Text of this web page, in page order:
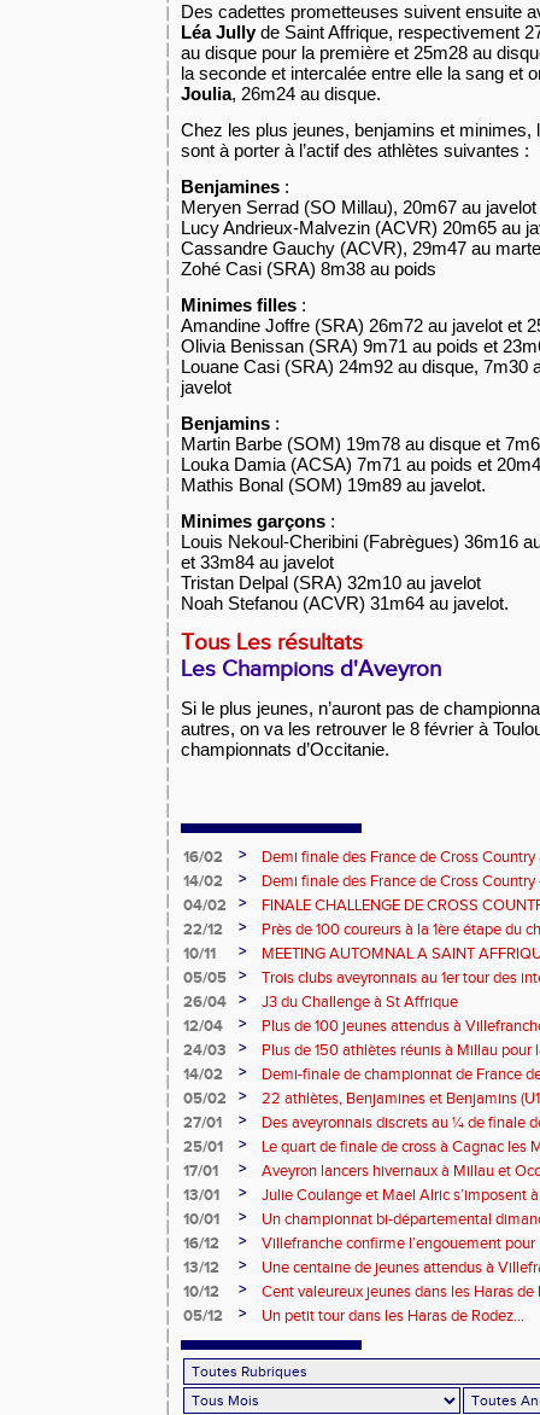
Des cadettes prometteuses suivent ensuite
Léa Jullyde Saint Affrique, respectivement
au disque pour la première et 25m28 au
la seconde et intercalée entre elle la sang et
Joulia, 26m24 au disque.
Chez les plus jeunes, benjamins et minimes,
sont à porter à l’actif des athlètes suivantes :
Benjamines :
Meryen Serrad (SO Millau), 20m67 au javelot
Lucy Andrieux-Malvezin (ACVR) 20m65 au
Cassandre Gauchy (ACVR), 29m47 au
Zohé Casi (SRA) 8m38 au poids
Minimes filles :
Amandine Joffre (SRA) 26m72 au javelot et
Olivia Benissan (SRA) 9m71 au poids et
Louane Casi (SRA) 24m92 au disque, 7m30
javelot
Benjamins :
Martin Barbe (SOM) 19m78 au disque et
Louka Damia (ACSA) 7m71 au poids et
Mathis Bonal (SOM) 19m89 au javelot.
Minimes garçons :
Louis Nekoul-Cheribini (Fabrègues) 36m16
et 33m84 au javelot
Tristan Delpal (SRA) 32m10 au javelot
Noah Stefanou (ACVR) 31m64 au javelot.
Tous Les résultats
Les Champions d'Aveyron
Si le plus jeunes, n’auront pas de
autres, on va les retrouver le 8 février à
championnats d’Occitanie.
16/02 >
Demi finale des France de Cross
BEF BEM a honoré le maillot!
14/02 >
Demi finale des France de Cross Country
sélection Aveyron BEF BEM motivée!
04/02 >
FINALE CHALLENGE DE CROSS
PANAT
22/12 >
Près de 100 coureurs à la 1ère étape du
de Rouergue
10/11 >
MEETING AUTOMNAL A SAINT
05/05
>
Trois clubs aveyronnais au 1er tour des
26/04
>
J3 du Challenge à St Affrique
12/04
>
Plus de 100 jeunes attendus à
24/03
>
Plus de 150 athlètes réunis à Millau
piste
14/02 >
Demi-finale de championnat de France
et Benjamins Aveyronnais dans la boue
05/02 >
22 athlètes, Benjamines et Benjamins
lors des 1/2 Finales des France de Cross
27/01 >
Des aveyronnais discrets au ¼ de finale
25/01
>
Le quart de finale de cross à Cagnac les
Tarbes
17/01 >
Aveyron lancers hivernaux à Millau et
Bompas
13/01 >
Julie Coulange et Mael Alric s’imposent
10/01
>
Un championnat bi-départemental
la fête soit belle !!!
16/12 >
Villefranche confirme l’engouement pour
13/12
>
Une centaine de jeunes attendus à
10/12
>
Cent valeureux jeunes dans les Haras de
05/12
> Un petit tour dans les Haras de Rodez...